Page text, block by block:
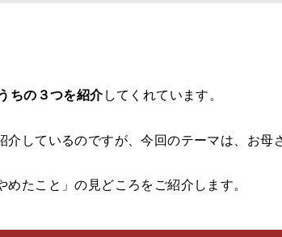
ちの３つを紹介してくれています。
介しているのですが、今回のテーマは、お母
めたこと」の見どころをご紹介します。